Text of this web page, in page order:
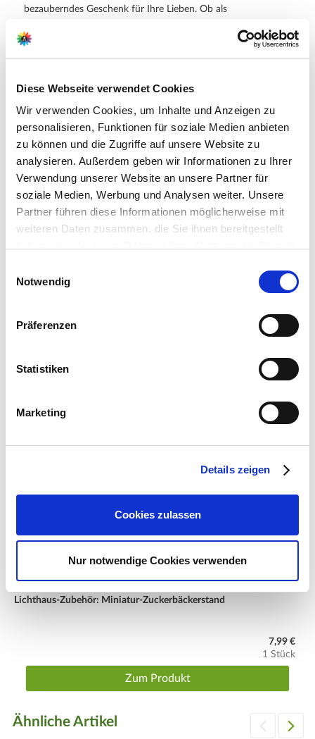
Diese Webseite verwendet Cookies
Wir verwenden Cookies, um Inhalte und Anzeigen zu
personalisieren, Funktionen für soziale Medien anbieten
zu können und die Zugriffe auf unsere Website zu
analysieren. Außerdem geben wir Informationen zu Ihrer
Verwendung unserer Website an unsere Partner für
soziale Medien, Werbung und Analysen weiter. Unsere
Partner führen diese Informationen möglicherweise mit
weiteren Daten zusammen, die Sie ihnen bereitgestellt
betätigen Sie anschließend den "OK"-Button:
Notwendig
Präferenzen
Statistiken
Marketing
Details zeigen
Cookies zulassen
Nur notwendige Cookies verwenden
bezauberndes Geschenk für Ihre Lieben. Ob als
Anlässen, es wird garantiert Herzen berühren und für
strahlende Augen sorgen.
Hersteller/Importeur
G. Wurm GmbH + Co. KG
August-Horch Str. 17
51149 Köln
E-Mail: info@wurm.com
Webseite:
https://www.wurm.com
Lichthaus-Zubehör: Miniatur-Zuckerbäckerstand
7,99 €
1 Stück
Zum Produkt
Ähnliche Artikel